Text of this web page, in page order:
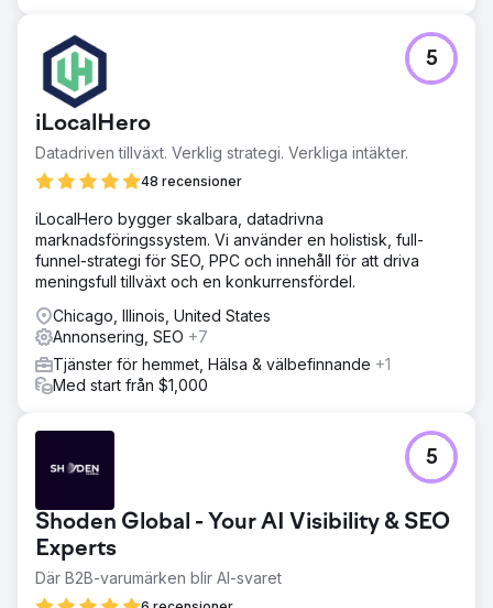
iLocalHero
Datadriven tillväxt. Verklig strategi. Verkliga intäkter.
48 recensioner
5
iLocalHero bygger skalbara, datadrivna
marknadsföringssystem. Vi använder en holistisk, full-
funnel-strategi för SEO, PPC och innehåll för att driva
meningsfull tillväxt och en konkurrensfördel.
Chicago, Illinois, United States
Annonsering, SEO +7
Tjänster för hemmet, Hälsa & välbefinnande +1
Med start från $1,000
Shoden Global - Your AI Visibility & SEO
Experts
Där B2B-varumärken blir AI-svaret
5